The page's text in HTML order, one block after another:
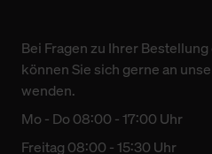
Bei Fragen zu Ihrer
können Sie sich gerne an
wenden.
Mo - Do 08:00 - 17:00 Uhr
Freitag 08:00 - 15:30 Uhr